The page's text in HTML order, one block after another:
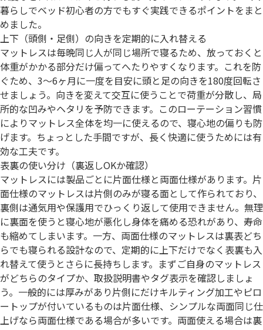
暮らしでベッド初心者の方でもすぐ実践できるポイントをまと
めました。
上下（頭側・足側）の向きを定期的に入れ替える
マットレスは毎晩同じ人が同じ場所で寝るため、放っておくと
体重がかかる部分だけ偏ってへたりやすくなります。これを防
ぐため、3～6ヶ月に一度を目安に頭と足の向きを180度回転さ
せましょう。向きを変えて交互に使うことで荷重が分散し、局
所的な凹みやヘタリを予防できます。このローテーション習慣
によりマットレス全体を均一に使えるので、寝心地の偏りも防
げます。ちょっとした手間ですが、長く快適に使うためには有
効な工夫です。
表裏の使い分け（裏返しOKか確認）
マットレスには製品ごとに片面仕様と両面仕様があります。片
面仕様のマットレスは片側のみが寝る面として作られており、
裏側は通気用や保護用でひっくり返して使用できません。無理
に裏面を使うと寝心地が悪化し身体を痛める恐れがあり、寿命
も縮めてしまいます。一方、両面仕様のマットレスは裏表どち
らでも寝られる設計なので、定期的に上下だけでなく表裏も入
れ替えて使うとさらに長持ちします。まずご自身のマットレス
がどちらのタイプか、取扱説明書やタグ表示を確認しましょ
う。一般的には厚みがあり片側にだけキルティング加工やピロ
ートップが付いているものは片面仕様、シンプルな両面同じ仕
上げなら両面仕様である場合が多いです。両面使える場合は裏